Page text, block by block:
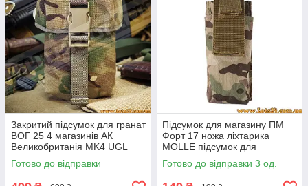
Закритий підсумок для гранат
ВОГ 25 4 магазинів АК
Великобританія MK4 UGL
MOLLE MTP Мультикам
Multicam
Готово до відправки
Підсумок для магазину ПМ
Форт 17 ножа ліхтарика
MOLLE підсумок для
магазина Мультикам
Multicam
Готово до відправки 3 од.